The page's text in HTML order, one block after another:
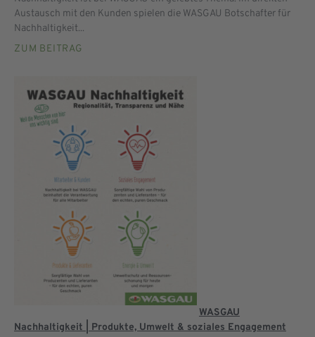
Austausch mit den Kunden spielen die WASGAU Botschafter für
Nachhaltigkeit...
ZUM BEITRAG
WASGAU
Nachhaltigkeit | Produkte, Umwelt & soziales Engagement